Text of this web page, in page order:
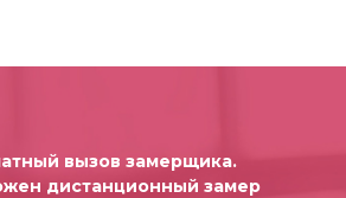
вызов замерщика.
дистанционный замер